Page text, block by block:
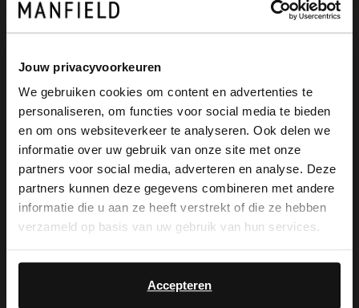
Jouw privacyvoorkeuren
We gebruiken cookies om content en advertenties te
personaliseren, om functies voor social media te bieden
en om ons websiteverkeer te analyseren. Ook delen we
informatie over uw gebruik van onze site met onze
partners voor social media, adverteren en analyse. Deze
partners kunnen deze gegevens combineren met andere
informatie die u aan ze heeft verstrekt of die ze hebben
verzameld op basis van uw gebruik van hun services.
Accepteren
Beige suède sandalen met bandjes van
het merk No Stress, met een voetbed van
memory foam. De sandalen hebben een
ritssluiting en een platte zool van 2 cm.
We adviseren als verzorging en
bescherming de suède/nubuck spray in
×
View this website in English?
It looks like your language isn't Dutch. Would
you like to switch to English?
English